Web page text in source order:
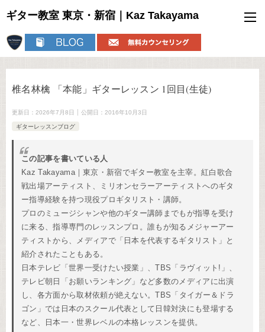
ギター教室 東京・新宿｜Kaz Takayama
椎名林檎 「本能」ギターレッスン 1回目(生徒)
更新日： 2026年7月8日 公開日： 2016年10月3日
ギターレッスンブログ
この記事を書いている人
Kaz Takayama｜東京・新宿でギター教室を主宰。紅白歌合
戦出場アーティスト、ミリオンセラーアーティストへのギタ
ー指導経験を持つ現役プロギタリスト・講師。
プロのミュージシャンや他のギター講師までもが指導を受け
に来る、指導専門のレッスンプロ。誰もが知るメジャーアー
ティストから、メディアで「日本を代表するギタリスト」と
紹介されたこともある。
日本テレビ「世界一受けたい授業」、TBS「ラヴィット!」、
テレビ朝日「お願いランキング」など多数のメディアに出演
し、各方面から取材依頼が絶えない。TBS「タイガー＆ドラ
ゴン」では日本のスクール代表として日韓対決にも登場する
など、日本一・世界レベルの本格レッスンを提供。